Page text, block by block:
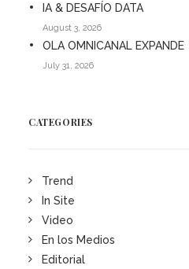
IA & DESAFÍO DATA
August 3, 2026
OLA OMNICANAL EXPANDE
July 31, 2026
CATEGORIES
Trend
In Site
Video
En los Medios
Editorial